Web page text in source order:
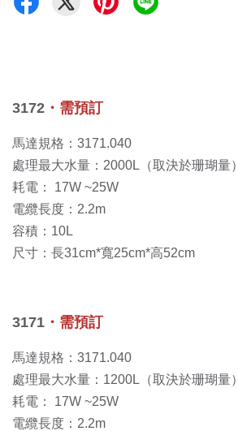
3172 ・ 需預訂
馬達規格：3171.040
處理最大水量：2000L（取決於珊瑚量）
耗電： 17W ~25W
電纜長度：2.2m
容積：10L
尺寸：長31cm*寬25cm*高52cm
3171 ・ 需預訂
馬達規格：3171.040
處理最大水量：1200L（取決於珊瑚量）
耗電： 17W ~25W
電纜長度：2.2m